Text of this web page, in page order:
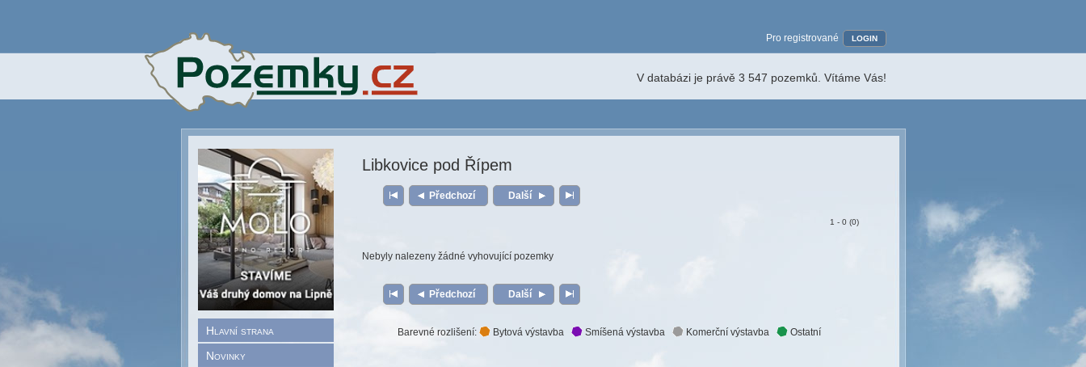
Hlavní strana
Novinky
Pro registrované LOGIN
V databázi je právě 3 547 pozemků. Vítáme Vás!
Libkovice pod Řípem
Předchozí Další
1 - 0 (0)
Nebyly nalezeny žádné vyhovující pozemky
Předchozí Další
Barevné rozlišení: Bytová výstavba Smíšená výstavba Komerční výstavba Ostatní